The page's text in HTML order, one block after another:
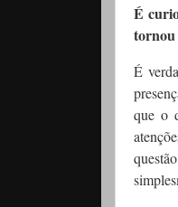
É
tornou
É
que o